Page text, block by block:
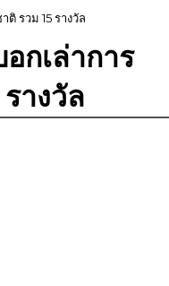
รวม 15 รางวัล
กเล่าการ
างวัล